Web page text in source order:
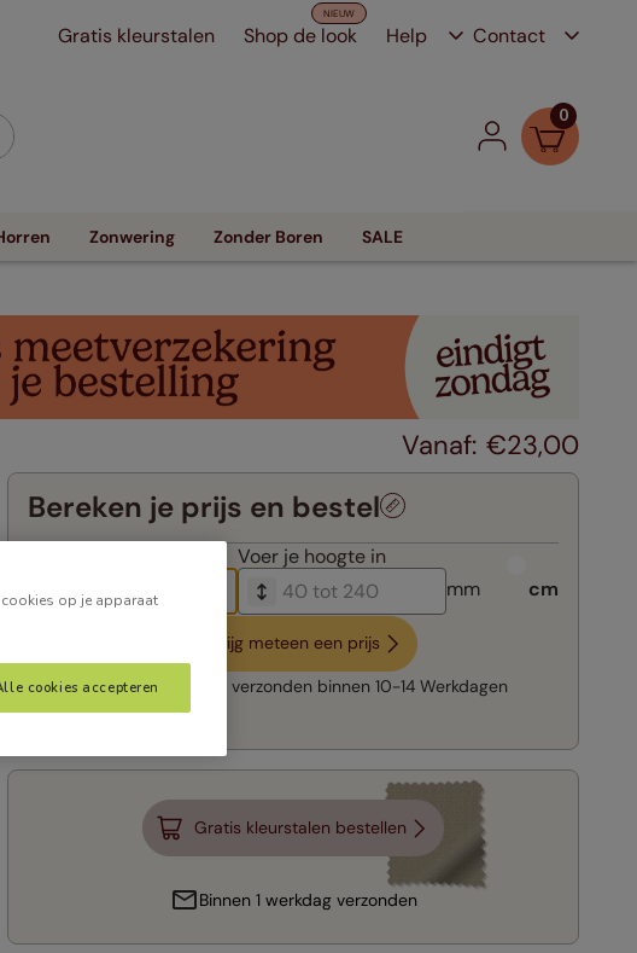
Gratis kleurstalen Shop de look Help Contact
0
Zonwering Zonder Boren SALE
€23,00
Bereken je prijs en bestel
Voer je hoogte in
mm
cm
Krijg meteen een prijs
Snelle levering:
verzonden binnen 10-14 Werkdagen
Gratis kleurstalen bestellen
Binnen 1 werkdag verzonden
op je apparaat
cookies accepteren